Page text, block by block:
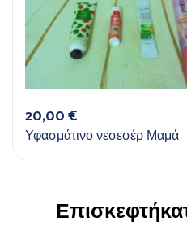
20,00€
Υφασμάτινο νεσεσέρ Μαμά